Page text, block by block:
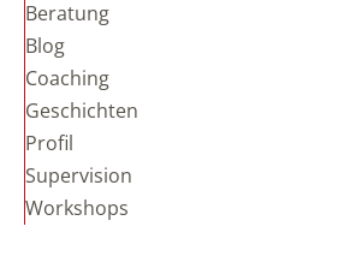
Beratung
Blog
Coaching
Geschichten
Profil
Supervision
Workshops